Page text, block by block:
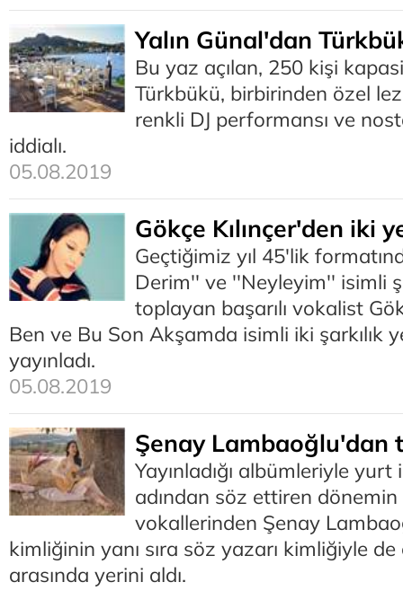
Yalın Günal'dan
Bu yaz açılan, 250 kişi
Türkbükü, birbirinden özel
renkli DJ performansı ve
iddialı.
05.08.2019
Gökçe Kılınçer'den iki
Geçtiğimiz yıl 45'lik
Derim'' ve ''Neyleyim'' isimli
toplayan başarılı vokalist
Ben ve Bu Son Akşamda isimli iki şarkılık
yayınladı.
05.08.2019
Şenay Lambaoğlu'dan
Yayınladığı albümleriyle yurt
adından söz ettiren
vokallerinden Şenay
kimliğinin yanı sıra söz yazarı kimliğiyle
arasında yerini aldı.